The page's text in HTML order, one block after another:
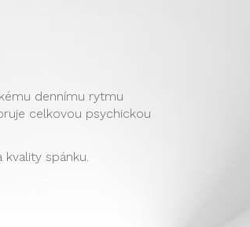
dennímu rytmu
celkovou psychickou
spánku.